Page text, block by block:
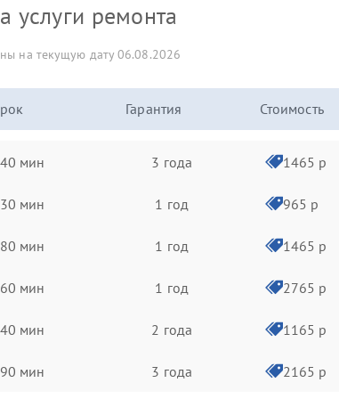
услуги ремонта
на текущую дату 06.08.2026
Гарантия Стоимость
40 мин 3 года 1465 р
30 мин 1 год 965 р
80 мин 1 год 1465 р
60 мин 1 год 2765 р
40 мин 2 года 1165 р
90 мин 3 года 2165 р